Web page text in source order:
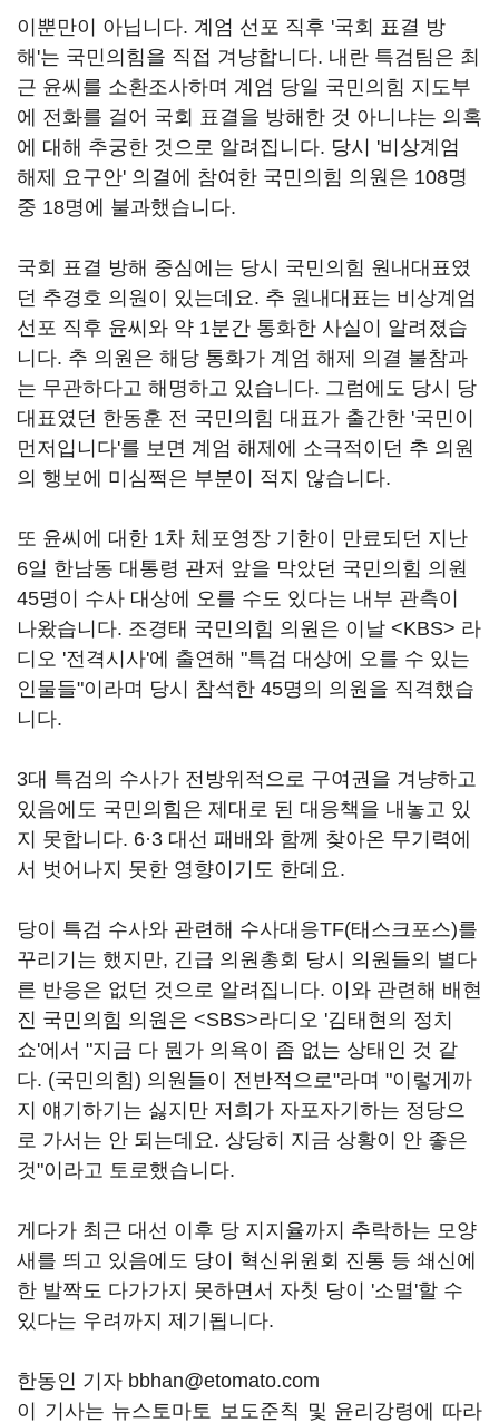
이뿐만이 아닙니다. 계엄 선포 직후 '국회 표결 방
해'는 국민의힘을 직접 겨냥합니다. 내란 특검팀은 최
근 윤씨를 소환조사하며 계엄 당일 국민의힘 지도부
에 전화를 걸어 국회 표결을 방해한 것 아니냐는 의혹
에 대해 추궁한 것으로 알려집니다. 당시 '비상계엄
해제 요구안' 의결에 참여한 국민의힘 의원은 108명
중 18명에 불과했습니다.
국회 표결 방해 중심에는 당시 국민의힘 원내대표였
던 추경호 의원이 있는데요. 추 원내대표는 비상계엄
선포 직후 윤씨와 약 1분간 통화한 사실이 알려졌습
니다. 추 의원은 해당 통화가 계엄 해제 의결 불참과
는 무관하다고 해명하고 있습니다. 그럼에도 당시 당
대표였던 한동훈 전 국민의힘 대표가 출간한 '국민이
먼저입니다'를 보면 계엄 해제에 소극적이던 추 의원
의 행보에 미심쩍은 부분이 적지 않습니다.
또 윤씨에 대한 1차 체포영장 기한이 만료되던 지난
6일 한남동 대통령 관저 앞을 막았던 국민의힘 의원
45명이 수사 대상에 오를 수도 있다는 내부 관측이
나왔습니다. 조경태 국민의힘 의원은 이날 <KBS> 라
디오 '전격시사'에 출연해 "특검 대상에 오를 수 있는
인물들"이라며 당시 참석한 45명의 의원을 직격했습
니다.
3대 특검의 수사가 전방위적으로 구여권을 겨냥하고
있음에도 국민의힘은 제대로 된 대응책을 내놓고 있
지 못합니다. 6·3 대선 패배와 함께 찾아온 무기력에
서 벗어나지 못한 영향이기도 한데요.
당이 특검 수사와 관련해 수사대응TF(태스크포스)를
꾸리기는 했지만, 긴급 의원총회 당시 의원들의 별다
른 반응은 없던 것으로 알려집니다. 이와 관련해 배현
진 국민의힘 의원은 <SBS>라디오 '김태현의 정치
쇼'에서 "지금 다 뭔가 의욕이 좀 없는 상태인 것 같
다. (국민의힘) 의원들이 전반적으로"라며 "이렇게까
지 얘기하기는 싫지만 저희가 자포자기하는 정당으
로 가서는 안 되는데요. 상당히 지금 상황이 안 좋은
것"이라고 토로했습니다.
게다가 최근 대선 이후 당 지지율까지 추락하는 모양
새를 띄고 있음에도 당이 혁신위원회 진통 등 쇄신에
한 발짝도 다가가지 못하면서 자칫 당이 '소멸'할 수
있다는 우려까지 제기됩니다.
한동인 기자 bbhan@etomato.com
이 기사는 뉴스토마토 보도준칙 및 윤리강령에 따라